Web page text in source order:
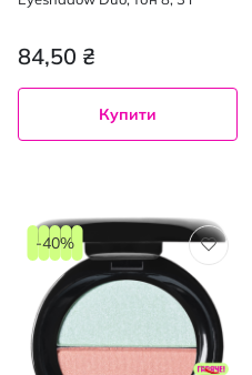
84,50 ₴
Купити
-40%